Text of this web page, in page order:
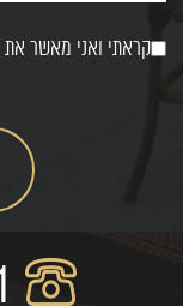
קראתי ואני מאשר את